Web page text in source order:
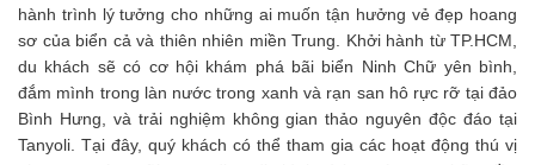
hành trình lý tưởng cho những ai muốn tận hưởng vẻ đẹp hoang
sơ của biển cả và thiên nhiên miền Trung. Khởi hành từ TP.HCM,
du khách sẽ có cơ hội khám phá bãi biển Ninh Chữ yên bình,
đắm mình trong làn nước trong xanh và rạn san hô rực rỡ tại đảo
Bình Hưng, và trải nghiệm không gian thảo nguyên độc đáo tại
Tanyoli. Tại đây, quý khách có thể tham gia các hoạt động thú vị